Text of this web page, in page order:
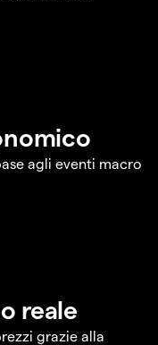
agli eventi macro
reale
grazie alla